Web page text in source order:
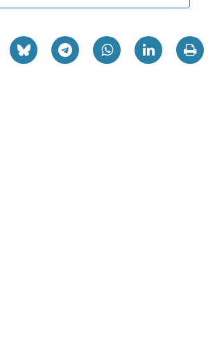
JANTZIGINTZAK
Errenteria-Orereta